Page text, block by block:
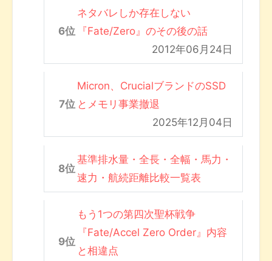
ネタバレしか存在しない
『Fate/Zero』のその後の話
2012年06月24日
Micron、CrucialブランドのSSD
とメモリ事業撤退
2025年12月04日
基準排水量・全長・全幅・馬力・
速力・航続距離比較一覧表
もう1つの第四次聖杯戦争
『Fate/Accel Zero Order』内容
と相違点